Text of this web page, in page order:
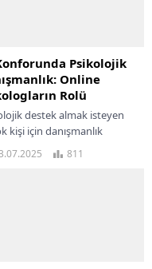
Psikolojik
Online
Rolü
destek almak isteyen
kişi için danışmanlık
başlamak kadar, süreci
hale getirmek de
811